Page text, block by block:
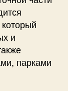
и
парками